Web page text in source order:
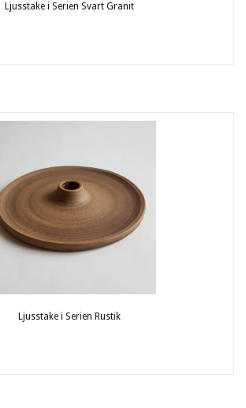
Ljusstake i Serien Svart Granit
Ljusstake i Serien Rustik